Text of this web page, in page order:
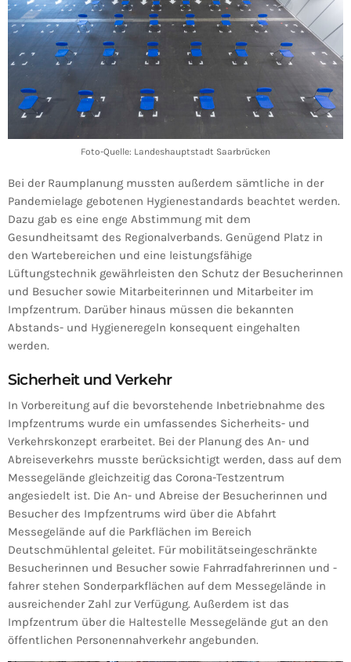
Foto-Quelle: Landeshauptstadt Saarbrücken
Bei der Raumplanung mussten außerdem sämtliche in der
Pandemielage gebotenen Hygienestandards beachtet werden.
Dazu gab es eine enge Abstimmung mit dem
Gesundheitsamt des Regionalverbands. Genügend Platz in
den Wartebereichen und eine leistungsfähige
Lüftungstechnik gewährleisten den Schutz der Besucherinnen
und Besucher sowie Mitarbeiterinnen und Mitarbeiter im
Impfzentrum. Darüber hinaus müssen die bekannten
Abstands- und Hygieneregeln konsequent eingehalten
werden.
Sicherheit und Verkehr
In Vorbereitung auf die bevorstehende Inbetriebnahme des
Impfzentrums wurde ein umfassendes Sicherheits- und
Verkehrskonzept erarbeitet. Bei der Planung des An- und
Abreiseverkehrs musste berücksichtigt werden, dass auf dem
Messegelände gleichzeitig das Corona-Testzentrum
angesiedelt ist. Die An- und Abreise der Besucherinnen und
Besucher des Impfzentrums wird über die Abfahrt
Messegelände auf die Parkflächen im Bereich
Deutschmühlental geleitet. Für mobilitätseingeschränkte
Besucherinnen und Besucher sowie Fahrradfahrerinnen und -
fahrer stehen Sonderparkflächen auf dem Messegelände in
ausreichender Zahl zur Verfügung. Außerdem ist das
Impfzentrum über die Haltestelle Messegelände gut an den
öffentlichen Personennahverkehr angebunden.